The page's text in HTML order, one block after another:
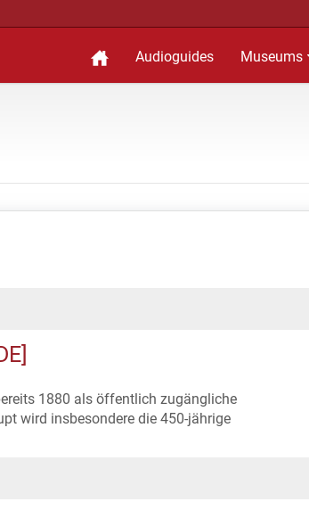
Audioguides Museums
1880 als öffentlich zugängliche
wird insbesondere die 450-jährige